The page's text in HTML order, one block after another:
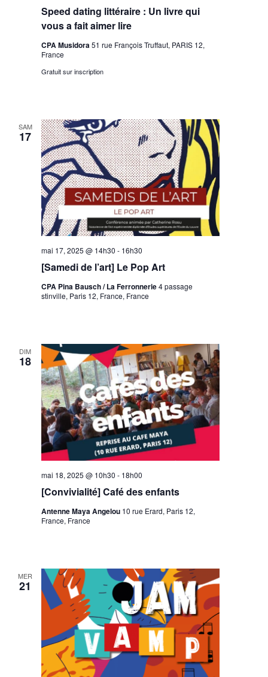
Speed dating littéraire : Un livre qui
vous a fait aimer lire
CPA Musidora51 rue François Truffaut, PARIS 12,
France
Gratuit sur inscription
SAM
17
[Samedi de l’art] Le Pop Art
mai 17, 2025 @ 14h30 - 16h30
CPA Pina Bausch / La Ferronnerie4 passage
stinville, Paris 12, France, France
DIM
18
[Convivialité] Café des enfants
mai 18, 2025 @ 10h30 - 18h00
Antenne Maya Angelou 10 rue Erard, Paris 12,
France, France
MER
21